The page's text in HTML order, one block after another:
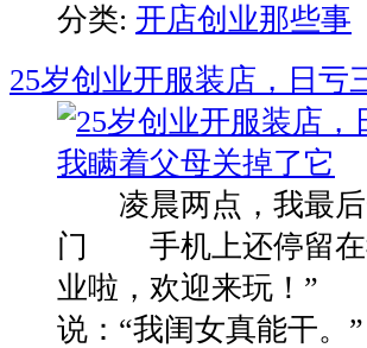
分类: 开店创业那些事
25岁创业开服装店，日亏
凌晨两点，我最后
门 手机上还停留在
业啦，欢迎来玩！”
说：“我闺女真能